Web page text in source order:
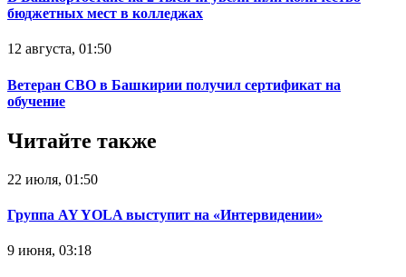
бюджетных мест в колледжах
12 августа, 01:50
Ветеран СВО в Башкирии получил сертификат на
обучение
Читайте также
22 июля, 01:50
Группа AY YOLA выступит на «Интервидении»
9 июня, 03:18